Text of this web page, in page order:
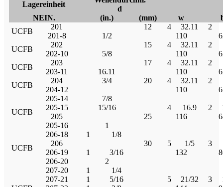
Lagereinheit
d
NEIN.
(in.) (mm) w
UCFB
201 12 4 32.11
2
201-8
1/2 110
UCFB
202 15 4 32.11
2
202-10
5/8 110
UCFB
203 17 4 32.11
2
203-11
16.11 110
UCFB
204 3/4 20 4 32.11
2
204-12
110
UCFB
205-14
7/8
205-15
15/16 4 16.9 2
205
25 116
205-16
1
UCFB
206-18 1
1/8
206
30 5 1/5
3
206-19
1 3/16 132
206-20
2
207-20 1
1/4
207-21
1 5/16 5 21/32 3